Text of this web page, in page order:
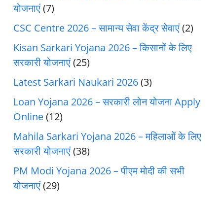
योजनाएं(7)
CSC Centre 2026 – सामान्य सेवा केंद्र सेवाएं(2)
Kisan Sarkari Yojana 2026 – किसानों के लिए
सरकारी योजनाएं(25)
Latest Sarkari Naukari 2026(3)
Loan Yojana 2026 – सरकारी लोन योजना Apply
Online(12)
Mahila Sarkari Yojana 2026 – महिलाओं के लिए
सरकारी योजनाएं(38)
PM Modi Yojana 2026 – पीएम मोदी की सभी
योजनाएं(29)